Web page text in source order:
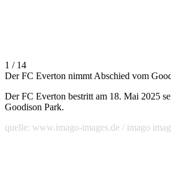
1 / 14
Der FC Everton nimmt Abschied vom
Der FC Everton bestritt am 18. Mai 2025
Goodison Park.
quelle: www.imago-images.de / imago